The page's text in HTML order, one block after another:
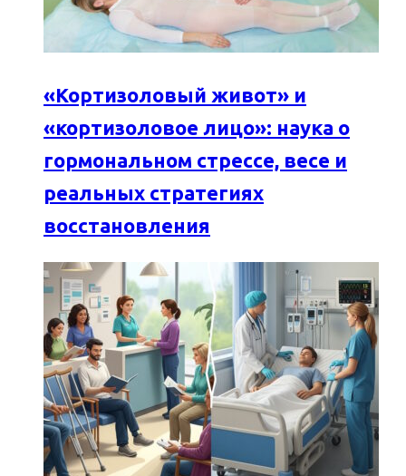
«Кортизоловый живот» и
«кортизоловое лицо»: наука о
гормональном стрессе, весе и
реальных стратегиях
восстановления